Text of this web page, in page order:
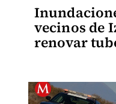
vecinos de
renovar